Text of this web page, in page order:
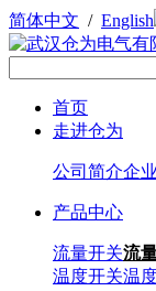
简体中文 / English
首页
走进仓为
公司简介企
产品中心
流量开关流
温度开关温